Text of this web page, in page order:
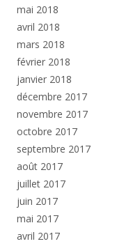
mai 2018
avril 2018
mars 2018
février 2018
janvier 2018
décembre 2017
novembre 2017
octobre 2017
septembre 2017
août 2017
juillet 2017
juin 2017
mai 2017
avril 2017